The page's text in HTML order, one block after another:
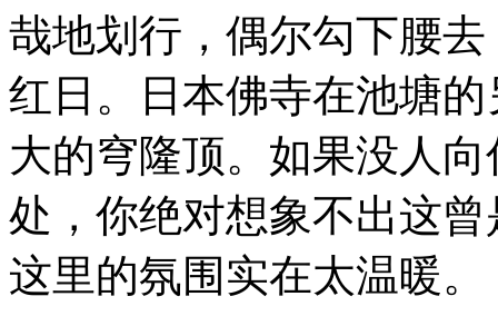
哉地划行，偶尔勾下腰
红日。日本佛寺在池塘
大的穹隆顶。如果没人
处，你绝对想象不出这
这里的氛围实在太温暖。